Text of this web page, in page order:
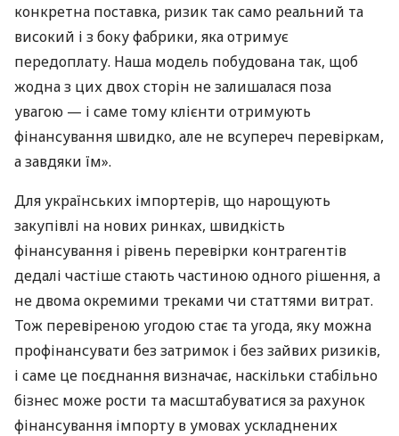
конкретна поставка, ризик так само реальний та
високий і з боку фабрики, яка отримує
передоплату. Наша модель побудована так, щоб
жодна з цих двох сторін не залишалася поза
увагою — і саме тому клієнти отримують
фінансування швидко, але не всупереч перевіркам,
а завдяки їм».
Для українських імпортерів, що нарощують
закупівлі на нових ринках, швидкість
фінансування і рівень перевірки контрагентів
дедалі частіше стають частиною одного рішення, а
не двома окремими треками чи статтями витрат.
Тож перевіреною угодою стає та угода, яку можна
профінансувати без затримок і без зайвих ризиків,
і саме це поєднання визначає, наскільки стабільно
бізнес може рости та масштабуватися за рахунок
фінансування імпорту в умовах ускладнених